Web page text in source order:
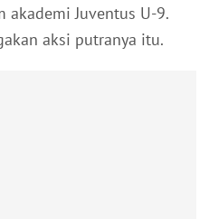
Juventus U-9.
aksi putranya itu.